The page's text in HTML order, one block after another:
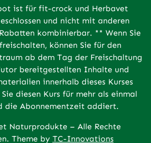
ist für fit-crock und Herbavet
und nicht mit anderen
kombinierbar. ** Wenn Sie
können Sie für den
ab dem Tag der Freischaltung
bereitgestellten Inhalte und
innerhalb dieses Kurses
diesen Kurs für mehr als einmal
die Abonnementzeit addiert.
Naturprodukte – Alle Rechte
Theme by TC-Innovations